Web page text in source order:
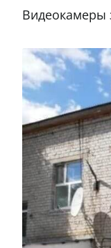
Видеокамеры